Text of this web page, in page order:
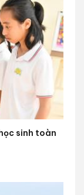
sinh toàn